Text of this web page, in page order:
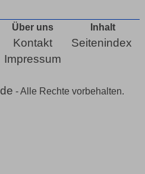
Über uns
Kontakt
Impressum
Inhalt
Seitenindex
- Alle Rechte vorbehalten.